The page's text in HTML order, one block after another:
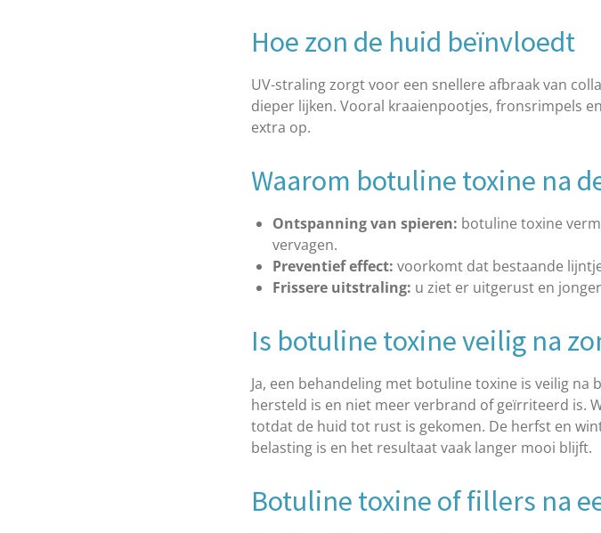
Hoe zon de huid beïnvloedt
UV-straling zorgt voor een snellere afbraak van
dieper lijken. Vooral kraaienpootjes, fronsrimpels
extra op.
Waarom botuline toxine na
Ontspanning van spieren: botuline toxine
vervagen.
Preventief effect: voorkomt dat bestaande
Frissere uitstraling: u ziet er uitgerust en
Is botuline toxine veilig na
Ja, een behandeling met botuline toxine is veilig
hersteld is en niet meer verbrand of geïrriteerd is.
totdat de huid tot rust is gekomen. De herfst en
belasting is en het resultaat vaak langer mooi blijft.
Botuline toxine of fillers na